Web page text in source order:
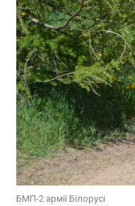
БМП-2 армії Білорусі